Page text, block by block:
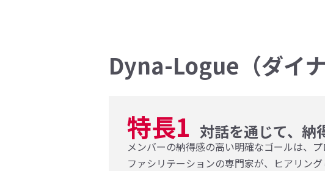
Dyna-Logue（ダイ
特長1 対話を通じて、納
メンバーの納得感の高い明確なゴールは、
ファシリテーションの専門家が、ヒアリン